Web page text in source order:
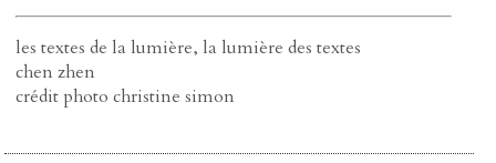
les textes de la lumière, la lumière des textes
chen zhen
crédit photo christine simon